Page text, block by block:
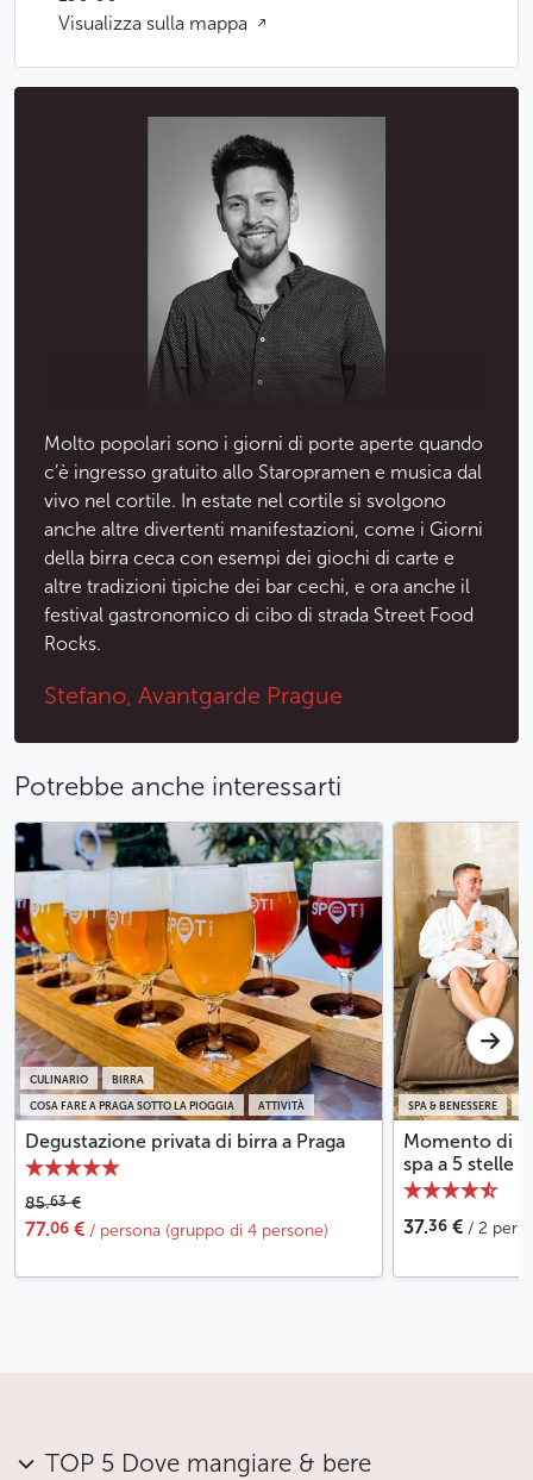
Visualizza sulla mappa
Molto popolari sono i giorni di porte aperte quando
c’è ingresso gratuito allo Staropramen e musica dal
vivo nel cortile. In estate nel cortile si svolgono
anche altre divertenti manifestazioni, come i Giorni
della birra ceca con esempi dei giochi di carte e
altre tradizioni tipiche dei bar cechi, e ora anche il
festival gastronomico di cibo di strada Street Food
Rocks.
Stefano, Avantgarde Prague
Potrebbe anche interessarti
COSA FARE A PRAGA SOTTO LA PIOGGIA ATTIVITÀ
CULINARIO BIRRA
Degustazione privata di birra a Praga
85.63€
77.06 € / persona (gruppo di 4 persone)
SPA & BENESSERE
Momento di
spa a 5 stelle a
37.36 € / 2
TOP 5 Dove mangiare & bere